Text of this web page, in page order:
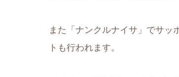
また「ナンクルナイサ」でサッ
トも行われます。